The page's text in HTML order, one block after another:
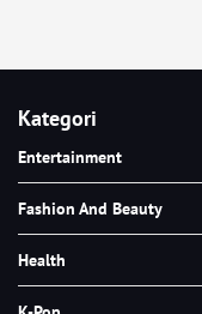
Kategori
Entertainment
Fashion And Beauty
Health